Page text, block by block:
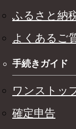
ふるさと納
よくあるご
手続きガイド
ワンストッ
確定申告